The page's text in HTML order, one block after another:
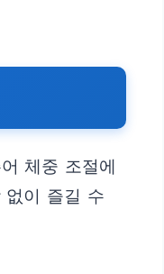
체중 조절에
없이 즐길 수